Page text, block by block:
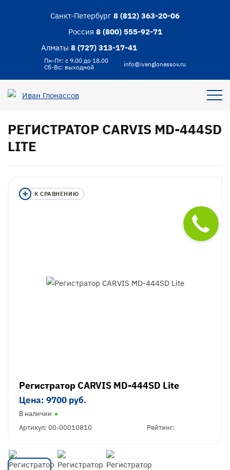
Санкт-Петербург 8 (812) 363-20-06
Россия 8 (800) 555-92-71
Алматы 8 (727) 313-17-41
Пн-Пт: с 9.00 до 18.00
Сб-Вс: выходной
info@ivanglonassov.ru
РЕГИСТРАТОР CARVIS MD-444SD
LITE
Регистратор CARVIS MD-444SD Lite
Цена: 9700 руб.
В наличии
Артикул: 00-00010810
Рейтинг: